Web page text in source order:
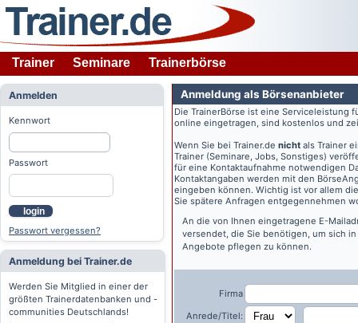
Trainer Seminare Trainerbörse
Anmelden
Kennwort
Passwort
login
Passwort vergessen?
Anmeldung bei Trainer.de
Werden Sie Mitglied in einer der
größten Trainerdatenbanken und -
communities Deutschlands!
Anmeldung als Börsenanbieter
Die TrainerBörse ist eine Serviceleistung
online eingetragen, sind kostenlos und
Wenn Sie bei Trainer.de nicht als Trainer
Trainer (Seminare, Jobs, Sonstiges)
für eine Kontaktaufnahme notwendigen
Kontaktangaben werden mit den
eingeben können. Wichtig ist vor allem
Sie spätere Anfragen entgegennehmen
An die von Ihnen eingetragene E-
versendet, die Sie benötigen, um sich
Angebote pflegen zu können.
Firma
Anrede/Titel: